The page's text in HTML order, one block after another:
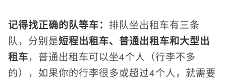
记得找正确的队等车： 排队坐出租车有三条
队，分别是短程出租车、普通出租车和大型出
租车，普通出租车可以坐4个人（行李不多
的），如果你的行李很多或超过4个人，就需要